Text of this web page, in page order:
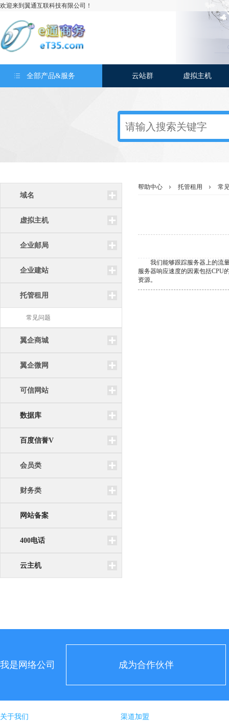
欢迎来到翼通互联科技有限公司！
全部产品&服务 云站群 虚拟主机
域名
虚拟主机
企业邮局
企业建站
托管租用
常见问题
翼企商城
翼企微网
可信网站
数据库
百度信誉V
会员类
财务类
网站备案
400电话
云主机
帮助中心 托管租用 常
我们能够跟踪服务器上的流量
服务器响应速度的因素包括CPU
资源。
我是网络公司 成为合作伙伴
关于我们 渠道加盟